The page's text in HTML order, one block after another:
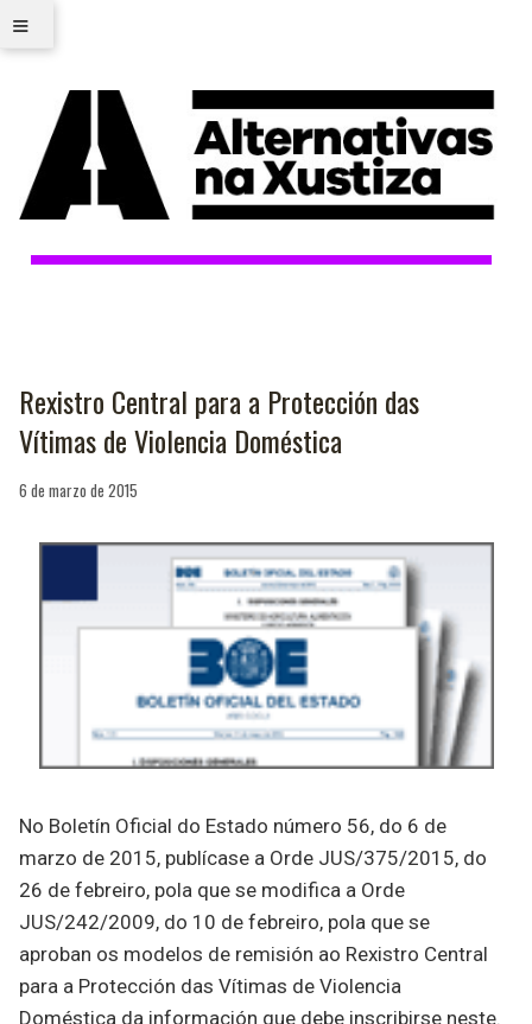
≡
Rexistro Central para a Protección das
Vítimas de Violencia Doméstica
6 de marzo de 2015
No Boletín Oficial do Estado número 56, do 6 de
marzo de 2015, publícase a Orde JUS/375/2015, do
26 de febreiro, pola que se modifica a Orde
JUS/242/2009, do 10 de febreiro, pola que se
aproban os modelos de remisión ao Rexistro Central
para a Protección das Vítimas de Violencia
Doméstica da información que debe inscribirse neste.